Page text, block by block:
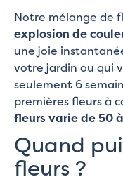
Notre mélange de
explosion de
une joie
votre jardin ou qui
seulement 6
premières fleurs à
fleurs varie de 50
Quand
fleurs ?